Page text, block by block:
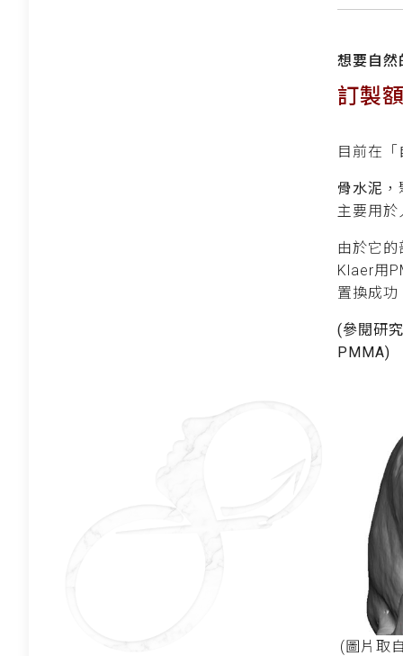
想要自然
訂製
目前在
骨水泥
主要用
由於它
Klaer用
置換成
(參閱研
PMMA)
(圖片取